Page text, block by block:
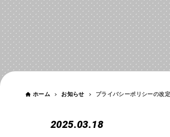
お知らせ
NEWS
ホーム お知らせ プライバシーポリシーの改
2025.03.18